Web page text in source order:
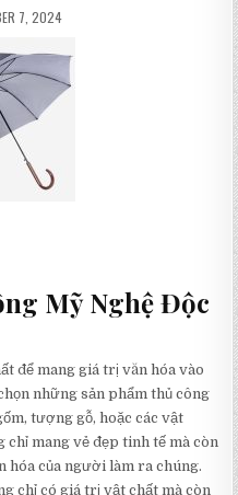
7, 2024
Mỹ Nghệ Độc
để mang giá trị văn hóa vào
những sản phẩm thủ công
tượng gỗ, hoặc các vật
mang vẻ đẹp tinh tế mà còn
hóa của người làm ra chúng.
chỉ có giá trị vật chất mà còn